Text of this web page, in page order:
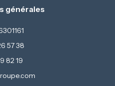
générales
57 38
82 19